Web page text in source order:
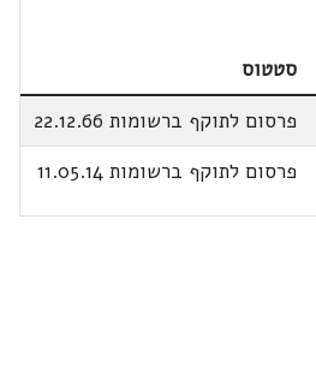
סטטוס
פרסום לתוקף ברשומות 22.12.66
פרסום לתוקף ברשומות 11.05.14